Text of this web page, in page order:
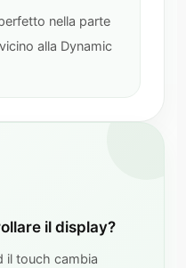
nella parte
alla Dynamic
il display?
il touch cambia